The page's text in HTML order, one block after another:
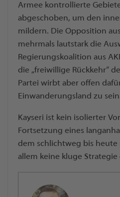
Armee kontrollierte
abgeschoben, um den
mildern. Die Opposition
mehrmals lautstark die
Regierungskoalition aus
die „freiwillige Rückkehr“
Partei wirbt aber offen
Einwanderungsland zu
Kayseri ist kein isolierter
Fortsetzung eines
dem schlichtweg bis
allem keine kluge